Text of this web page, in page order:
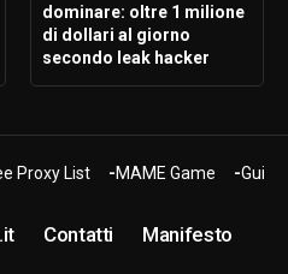
dominare: oltre 1 milione
di dollari al giorno
secondo leak hacker
Proxy List MAME Game Guide
Contatti Manifesto